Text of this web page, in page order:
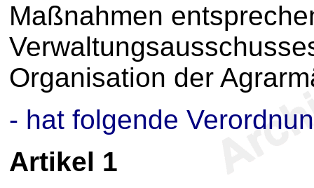
Maßnahmen
Organisation der
- hat folgende
Artikel 1